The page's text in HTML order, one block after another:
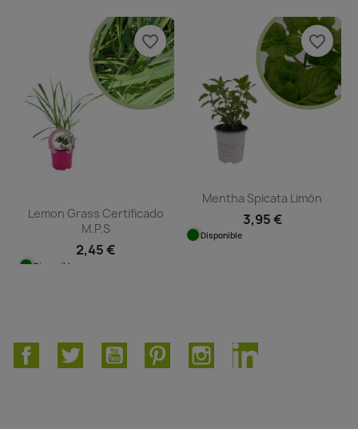
Lemon Grass Certificado
M.P.S
2,45 €
Disponible
favorite_border
Mentha Spicata Limón
3,95 €
Disponible
favorite_border
FacebookTwitter YouTube PinterestInstagramLinkedIn